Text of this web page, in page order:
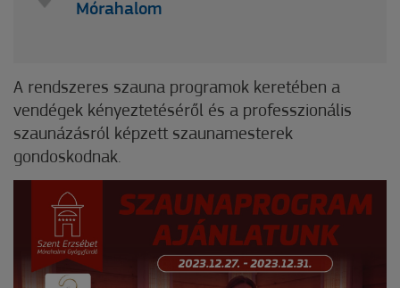
Mórahalom
A rendszeres szauna programok keretében a
vendégek kényeztetéséről és a professzionális
szaunázásról képzett szaunamesterek
gondoskodnak.